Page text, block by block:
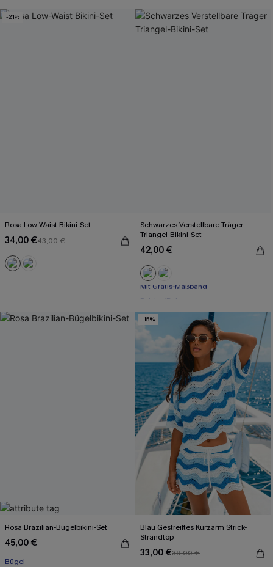
-21%
Rosa Low-Waist Bikini-Set
34,00 €43,00 €
Schwarzes Verstellbare Träger
Triangel-Bikini-Set
42,00 €
Mit Gratis-Maßband
Paisley/Boho
Rosa Brazilian-Bügelbikini-Set
45,00 €
Bügel
-15%
Blau Gestreiftes Kurzarm Strick-
Strandtop
33,00 €39,00 €